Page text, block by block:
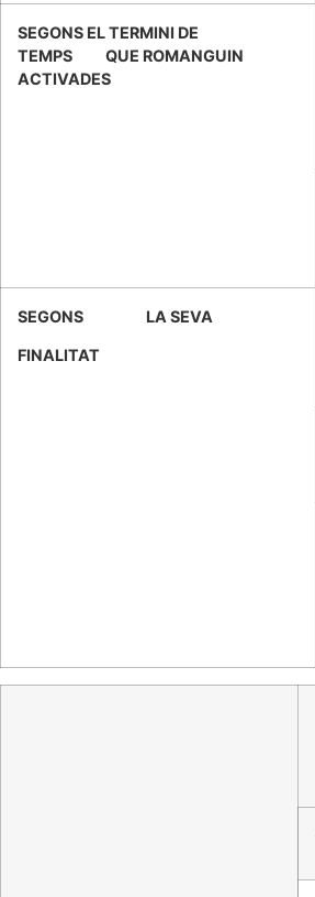
SEGONS EL TERMINI DE
TEMPS QUE ROMANGUIN
ACTIVADES
SEGONS LA SEVA
FINALITAT